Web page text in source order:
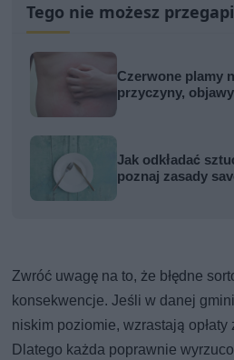
Tego nie możesz
Czerwone plamy
przyczyny,
Jak odkładać
poznaj zasady
Zwróć uwagę na to, że błędne
konsekwencje. Jeśli w danej
niskim poziomie, wzrastają
Dlatego każda poprawnie